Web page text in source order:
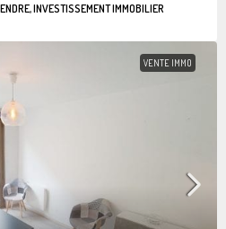
INVESTISSEMENT IMMOBILIER
VENTE IMMO